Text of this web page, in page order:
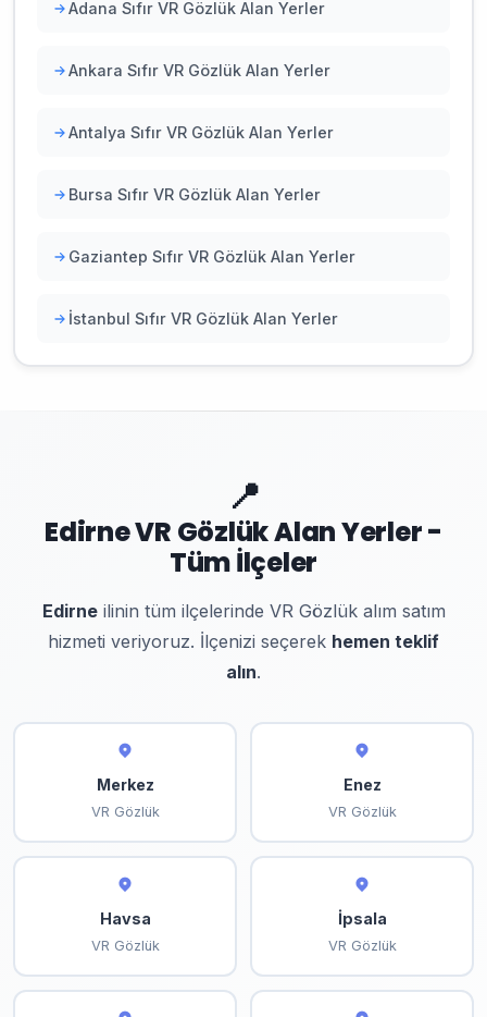
Adana Sıfır VR Gözlük Alan Yerler
Ankara Sıfır VR Gözlük Alan Yerler
Antalya Sıfır VR Gözlük Alan Yerler
Bursa Sıfır VR Gözlük Alan Yerler
Gaziantep Sıfır VR Gözlük Alan Yerler
İstanbul Sıfır VR Gözlük Alan Yerler
📍
Edirne VR Gözlük Alan Yerler -
Tüm İlçeler
Edirneilinin tüm ilçelerinde VR Gözlük alım satım
hizmeti veriyoruz. İlçenizi seçerek hemen teklif
alın.
Merkez
VR Gözlük
Enez
VR Gözlük
Havsa
VR Gözlük
İpsala
VR Gözlük